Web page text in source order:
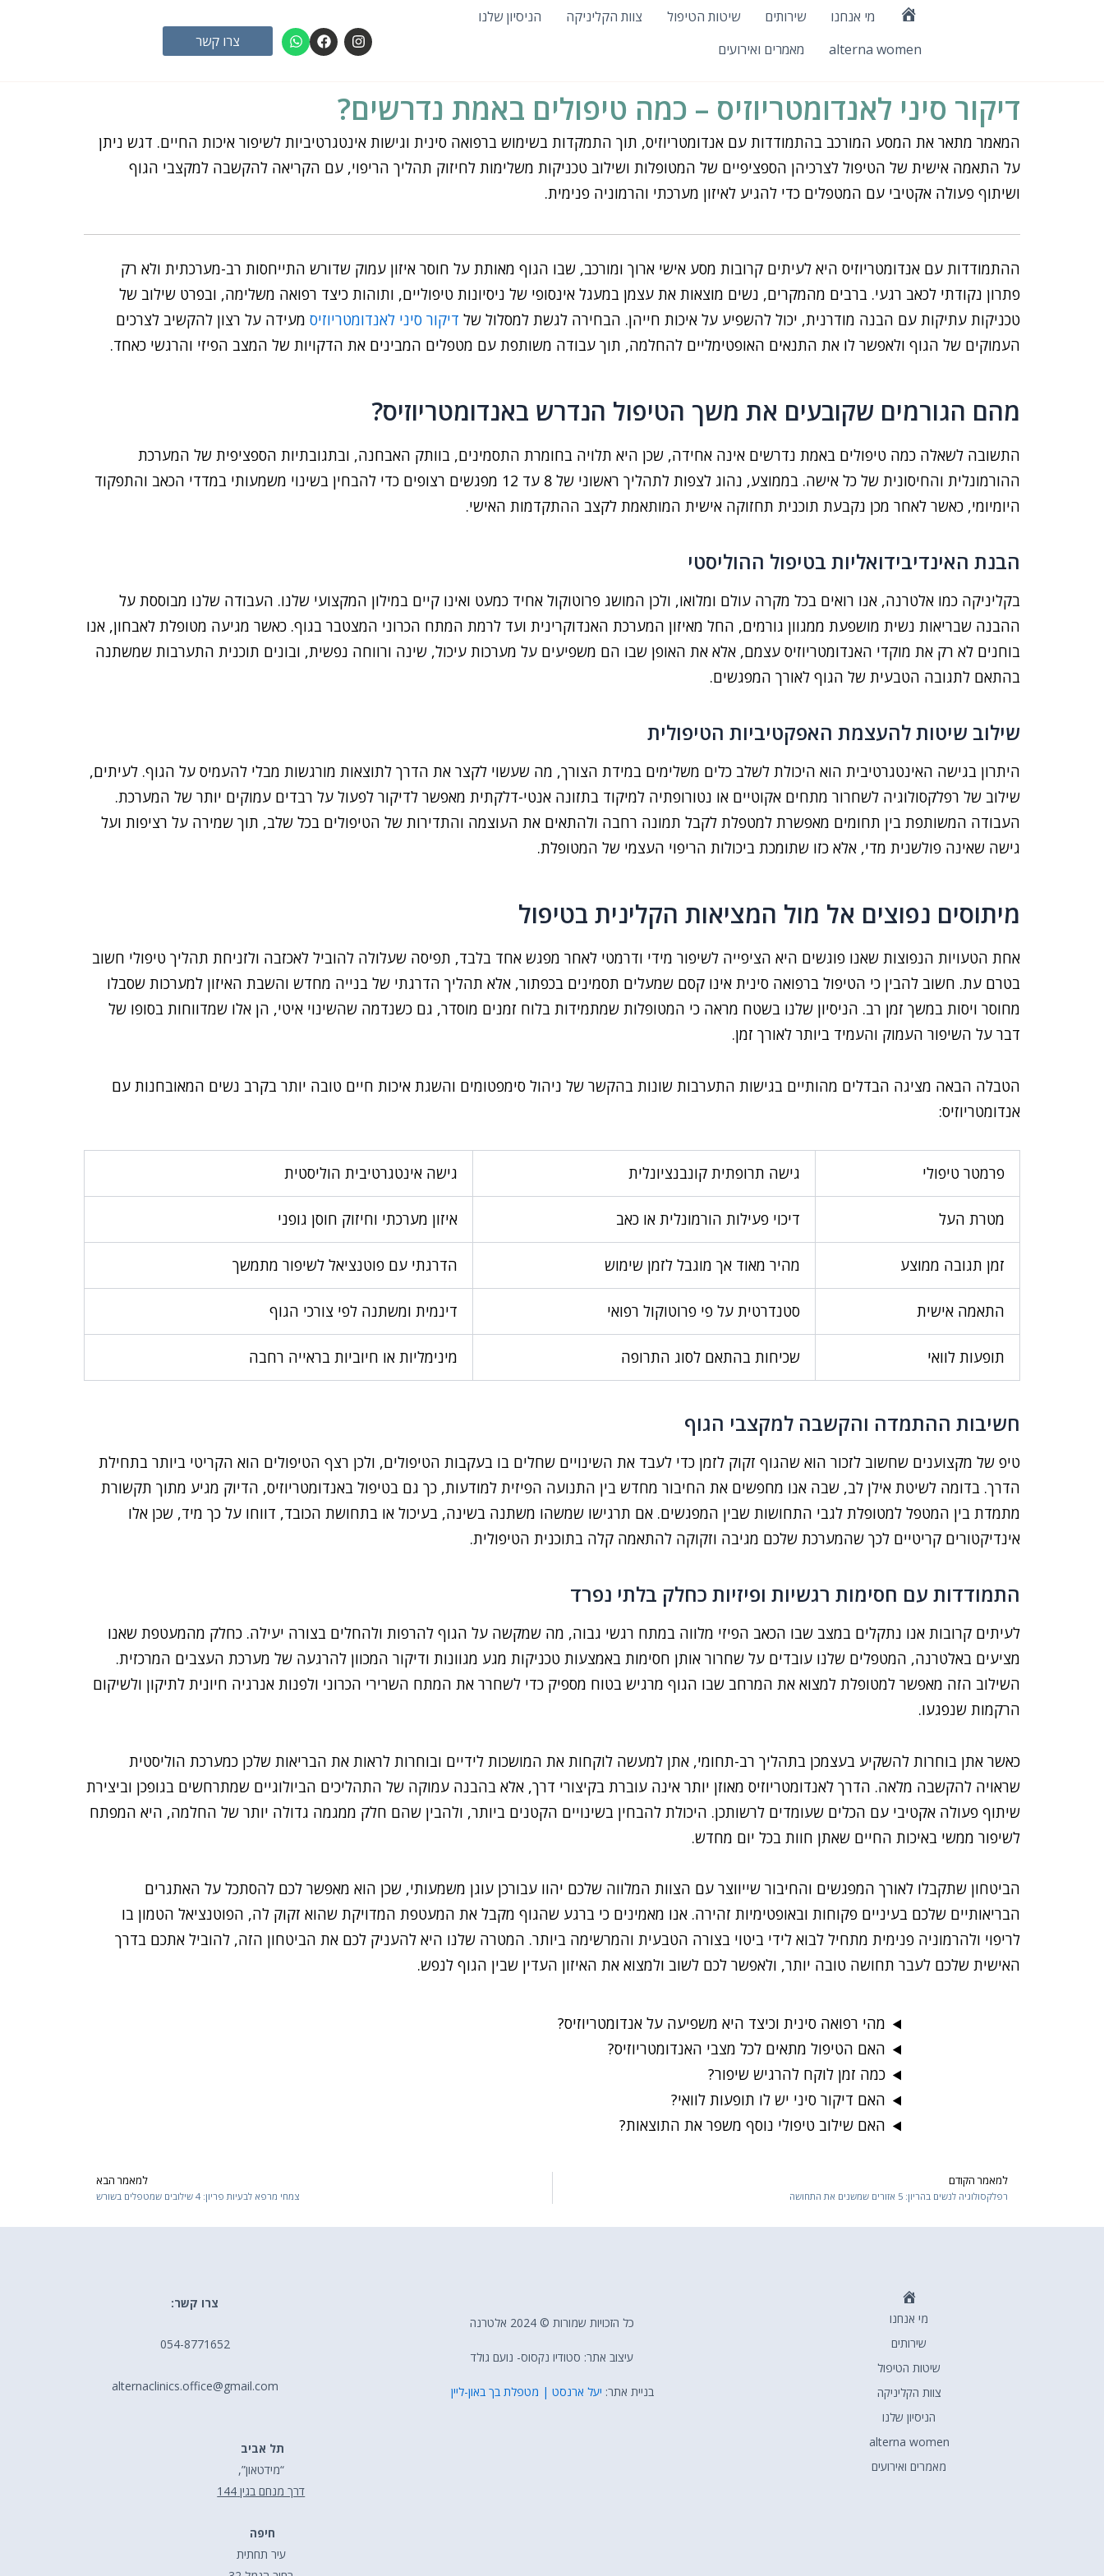
דף
מי אנחנו שירותים שיטות הטיפול צוות הקליניקה
הניסיון שלנו
alterna women
מאמרים ואירועים
I
n
s
g
r
m
F
a
c
W
h
צרו קשר
דיקור סיני לאנדומטריוזיס – כמה טיפולים באמת נדרשים?
המאמר מתאר את המסע המורכב בהתמודדות עם אנדומטריוזיס, תוך התמקדות בשימוש ברפואה סינית וגישות אינטגרטיביות לשיפור איכות החיים. דגש ניתן
על התאמה אישית של הטיפול לצרכיהן הספציפיים של המטופלות ושילוב טכניקות משלימות לחיזוק תהליך הריפוי, עם הקריאה להקשבה למקצבי הגוף
ושיתוף פעולה אקטיבי עם המטפלים כדי להגיע לאיזון מערכתי והרמוניה פנימית.
ההתמודדות עם אנדומטריוזיס היא לעיתים קרובות מסע אישי ארוך ומורכב, שבו הגוף מאותת על חוסר איזון עמוק שדורש התייחסות רב-מערכתית ולא רק
פתרון נקודתי לכאב רגעי. ברבים מהמקרים, נשים מוצאות את עצמן במעגל אינסופי של ניסיונות טיפוליים, ותוהות כיצד רפואה משלימה, ובפרט שילוב של
טכניקות עתיקות עם הבנה מודרנית, יכול להשפיע על איכות חייהן. הבחירה לגשת למסלול של דיקור סיני לאנדומטריוזיס מעידה על רצון להקשיב לצרכים
העמוקים של הגוף ולאפשר לו את התנאים האופטימליים להחלמה, תוך עבודה משותפת עם מטפלים המבינים את הדקויות של המצב הפיזי והרגשי כאחד.
מהם הגורמים שקובעים את משך הטיפול הנדרש באנדומטריוזיס?
התשובה לשאלה כמה טיפולים באמת נדרשים אינה אחידה, שכן היא תלויה בחומרת התסמינים, בוותק האבחנה, ובתגובתיות הספציפית של המערכת
ההורמונלית והחיסונית של כל אישה. בממוצע, נהוג לצפות לתהליך ראשוני של 8 עד 12 מפגשים רצופים כדי להבחין בשינוי משמעותי במדדי הכאב והתפקוד
היומיומי, כאשר לאחר מכן נקבעת תוכנית תחזוקה אישית המותאמת לקצב ההתקדמות האישי.
הבנת האינדיבידואליות בטיפול ההוליסטי
בקליניקה כמו אלטרנה, אנו רואים בכל מקרה עולם ומלואו, ולכן המושג פרוטוקול אחיד כמעט ואינו קיים במילון המקצועי שלנו. העבודה שלנו מבוססת על
ההבנה שבריאות נשית מושפעת ממגוון גורמים, החל מאיזון המערכת האנדוקרינית ועד לרמת המתח הכרוני המצטבר בגוף. כאשר מגיעה מטופלת לאבחון, אנו
בוחנים לא רק את מוקדי האנדומטריוזיס עצמם, אלא את האופן שבו הם משפיעים על מערכות עיכול, שינה ורווחה נפשית, ובונים תוכנית התערבות שמשתנה
בהתאם לתגובה הטבעית של הגוף לאורך המפגשים.
שילוב שיטות להעצמת האפקטיביות הטיפולית
היתרון בגישה האינטגרטיבית הוא היכולת לשלב כלים משלימים במידת הצורך, מה שעשוי לקצר את הדרך לתוצאות מורגשות מבלי להעמיס על הגוף. לעיתים,
שילוב של רפלקסולוגיה לשחרור מתחים אקוטיים או נטורופתיה למיקוד בתזונה אנטי-דלקתית מאפשר לדיקור לפעול על רבדים עמוקים יותר של המערכת.
העבודה המשותפת בין תחומים מאפשרת למטפלת לקבל תמונה רחבה ולהתאים את העוצמה והתדירות של הטיפולים בכל שלב, תוך שמירה על רציפות ועל
גישה שאינה פולשנית מדי, אלא כזו שתומכת ביכולות הריפוי העצמי של המטופלת.
מיתוסים נפוצים אל מול המציאות הקלינית בטיפול
אחת הטעויות הנפוצות שאנו פוגשים היא הציפייה לשיפור מידי ודרמטי לאחר מפגש אחד בלבד, תפיסה שעלולה להוביל לאכזבה ולזניחת תהליך טיפולי חשוב
בטרם עת. חשוב להבין כי הטיפול ברפואה סינית אינו קסם שמעלים תסמינים בכפתור, אלא תהליך הדרגתי של בנייה מחדש והשבת האיזון למערכות שסבלו
מחוסר ויסות במשך זמן רב. הניסיון שלנו בשטח מראה כי המטופלות שמתמידות בלוח זמנים מוסדר, גם כשנדמה שהשינוי איטי, הן אלו שמדווחות בסופו של
דבר על השיפור העמוק והעמיד ביותר לאורך זמן.
הטבלה הבאה מציגה הבדלים מהותיים בגישות התערבות שונות בהקשר של ניהול סימפטומים והשגת איכות חיים טובה יותר בקרב נשים המאובחנות עם
אנדומטריוזיס:
פרמטר טיפולי גישה תרופתית קונבנציונלית גישה אינטגרטיבית הוליסטית
מטרת העל דיכוי פעילות הורמונלית או כאב איזון מערכתי וחיזוק חוסן גופני
זמן תגובה ממוצע מהיר מאוד אך מוגבל לזמן שימוש הדרגתי עם פוטנציאל לשיפור מתמשך
התאמה אישית סטנדרטית על פי פרוטוקול רפואי דינמית ומשתנה לפי צורכי הגוף
תופעות לוואי שכיחות בהתאם לסוג התרופה מינימליות או חיוביות בראייה רחבה
חשיבות ההתמדה והקשבה למקצבי הגוף
טיפ של מקצוענים שחשוב לזכור הוא שהגוף זקוק לזמן כדי לעבד את השינויים שחלים בו בעקבות הטיפולים, ולכן רצף הטיפולים הוא הקריטי ביותר בתחילת
הדרך. בדומה לשיטת אילן לב, שבה אנו מחפשים את החיבור מחדש בין התנועה הפיזית למודעות, כך גם בטיפול באנדומטריוזיס, הדיוק מגיע מתוך תקשורת
מתמדת בין המטפל למטופלת לגבי התחושות שבין המפגשים. אם תרגישו שמשהו משתנה בשינה, בעיכול או בתחושת הכובד, דווחו על כך מיד, שכן אלו
אינדיקטורים קריטיים לכך שהמערכת שלכם מגיבה וזקוקה להתאמה קלה בתוכנית הטיפולית.
התמודדות עם חסימות רגשיות ופיזיות כחלק בלתי נפרד
לעיתים קרובות אנו נתקלים במצב שבו הכאב הפיזי מלווה במתח רגשי גבוה, מה שמקשה על הגוף להרפות ולהחלים בצורה יעילה. כחלק מהמעטפת שאנו
מציעים באלטרנה, המטפלים שלנו עובדים על שחרור אותן חסימות באמצעות טכניקות מגע מגוונות ודיקור המכוון להרגעה של מערכת העצבים המרכזית.
השילוב הזה מאפשר למטופלת למצוא את המרחב שבו הגוף מרגיש בטוח מספיק כדי לשחרר את המתח השרירי הכרוני ולפנות אנרגיה חיונית לתיקון ולשיקום
הרקמות שנפגעו.
כאשר אתן בוחרות להשקיע בעצמכן בתהליך רב-תחומי, אתן למעשה לוקחות את המושכות לידיים ובוחרות לראות את הבריאות שלכן כמערכת הוליסטית
שראויה להקשבה מלאה. הדרך לאנדומטריוזיס מאוזן יותר אינה עוברת בקיצורי דרך, אלא בהבנה עמוקה של התהליכים הביולוגיים שמתרחשים בגופכן וביצירת
שיתוף פעולה אקטיבי עם הכלים שעומדים לרשותכן. היכולת להבחין בשינויים הקטנים ביותר, ולהבין שהם חלק ממגמה גדולה יותר של החלמה, היא המפתח
לשיפור ממשי באיכות החיים שאתן חוות בכל יום מחדש.
הביטחון שתקבלו לאורך המפגשים והחיבור שייווצר עם הצוות המלווה שלכם יהוו עבורכן עוגן משמעותי, שכן הוא מאפשר לכם להסתכל על האתגרים
הבריאותיים שלכם בעיניים פקוחות ובאופטימיות זהירה. אנו מאמינים כי ברגע שהגוף מקבל את המעטפת המדויקת שהוא זקוק לה, הפוטנציאל הטמון בו
לריפוי ולהרמוניה פנימית מתחיל לבוא לידי ביטוי בצורה הטבעית והמרשימה ביותר. המטרה שלנו היא להעניק לכם את הביטחון הזה, להוביל אתכם בדרך
האישית שלכם לעבר תחושה טובה יותר, ולאפשר לכם לשוב ולמצוא את האיזון העדין שבין הגוף לנפש.
מהי רפואה סינית וכיצד היא משפיעה על אנדומטריוזיס?
האם הטיפול מתאים לכל מצבי האנדומטריוזיס?
כמה זמן לוקח להרגיש שיפור?
האם דיקור סיני יש לו תופעות לוואי?
האם שילוב טיפולי נוסף משפר את התוצאות?
Prev
למאמר הקודם
רפלקסולוגיה לנשים בהריון: 5 אזורים שמשנים את התחושה
למאמר הבא
צמחי מרפא לבעיות פריון: 4 שילובים שמטפלים בשורש
דף
מי אנחנו
שירותים
שיטות הטיפול
צוות הקליניקה
הניסיון שלנו
alterna women
מאמרים ואירועים
כל הזכויות שמורות © 2024 אלטרנה
עיצוב אתר: סטודיו נקסוס- נועם גולד
בניית אתר: יעל ארנסט | מטפלת בך באון-ליין
צרו קשר:
054-8771652
alternaclinics.office@gmail.com
תל אביב
“מידטאון”,
דרך מנחם בגין 144
חיפה
עיר תחתית